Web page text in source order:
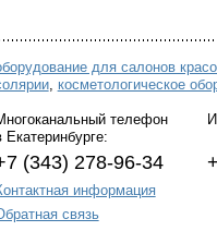
для салонов
, косметологическое
телефон
Екатеринбурге:
(343) 278-96-34
информация
связь